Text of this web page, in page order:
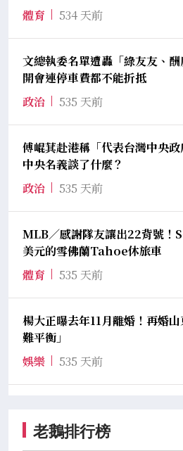
體育
534 天前
文總執委名單遭轟「綠友友、
開會連停車費都不能折抵
政治
535 天前
傅崐萁赴港稱「代表台灣中央
中央名義談了什麼？
政治
535 天前
MLB／感謝隊友讓出22背號！
美元的雪佛蘭Tahoe休旅車
體育
535 天前
楊大正曝去年11月離婚！再婚
難平衡」
娛樂
535 天前
老鵝排行榜